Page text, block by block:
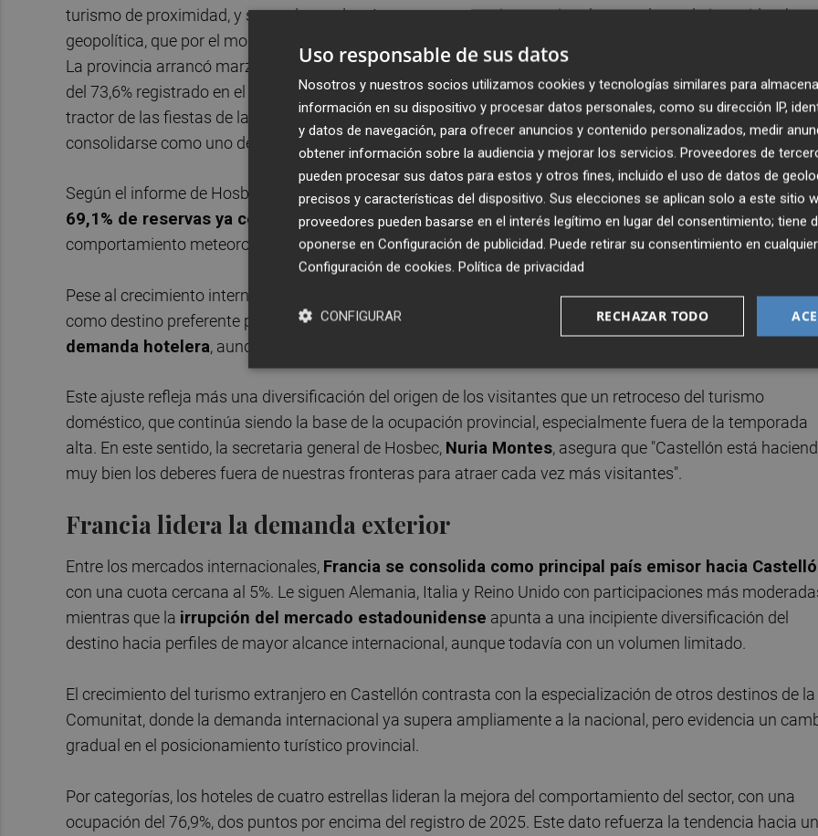
turismo de proximidad, y se produce además en un contexto internacional marcado por la incertidumbre
geopolítica, que por el momento no ha impactado en la actividad turística, según destacan desde Hosbec.
La provincia arrancó marzo con unaocupación hotelera media del 74,9%
del 73,6% registrado en el mismo periodo de 2025. Parte de esta evolución positiva se explica por el efecto
tractor de las fiestas de la Magdalena, celebradas del 7 al 15 de marzo en Castelló de la Plana, que
consolidarse como uno de los principales motores turísticos del inicio de temporada.
Según el informe de Hosbec, las previsiones apuntan a una continuidad moderada de la actividad, con un
69,1% de reservas ya confirmadas para la segunda quincena del mes, pendientes todavía del
comportamiento meteorológico en los días previos a la Semana Santa.
Pese al crecimiento internacional, Castellón mantiene su perfil diferencial dentro de la Comunitat
como destino preferente para el viajero español. El
mercado nacional concentra todavía el 78,4% de
demanda hotelera, aunque pierde peso respecto al 84,2% del año anterior.
Este ajuste refleja más una diversificación del origen de los visitantes que un retroceso del turismo
doméstico, que continúa siendo la base de la ocupación provincial, especialmente fuera de la temporada
alta. En este sentido, la secretaria general de Hosbec, Nuria Montes, asegura que "Castellón está
muy bien los deberes fuera de nuestras fronteras para atraer cada vez más visitantes".
Francia lidera la demanda exterior
Entre los mercados internacionales, Francia se consolida como principal país emisor hacia
con una cuota cercana al 5%. Le siguen Alemania, Italia y Reino Unido con participaciones más
mientras que la irrupción del mercado estadounidense apunta a una incipiente diversificación del
destino hacia perfiles de mayor alcance internacional, aunque todavía con un volumen limitado.
El crecimiento del turismo extranjero en Castellón contrasta con la especialización de otros destinos de la
Comunitat, donde la demanda internacional ya supera ampliamente a la nacional, pero evidencia un
gradual en el posicionamiento turístico provincial.
Por categorías, los hoteles de cuatro estrellas lideran la mejora del comportamiento del sector, con una
ocupación del 76,9%, dos puntos por encima del registro de 2025. Este dato refuerza la tendencia hacia
Uso responsable de sus datos
Nosotros y nuestros socios utilizamos cookies y tecnologías similares para
información en su dispositivo y procesar datos personales, como su dirección IP,
y datos de navegación, para ofrecer anuncios y contenido personalizados, medir
obtener información sobre la audiencia y mejorar los servicios. Proveedores de
pueden procesar sus datos para estos y otros fines, incluido el uso de datos de
precisos y características del dispositivo. Sus elecciones se aplican solo a este sitio
proveedores pueden basarse en el interés legítimo en lugar del consentimiento; tiene
oponerse en Configuración de publicidad. Puede retirar su consentimiento en
Configuración de cookies. Política de privacidad
RECHAZAR TODO
CONFIGURAR